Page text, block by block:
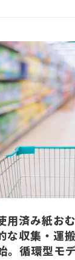
用済み紙お
な収集・運
。循環型モ